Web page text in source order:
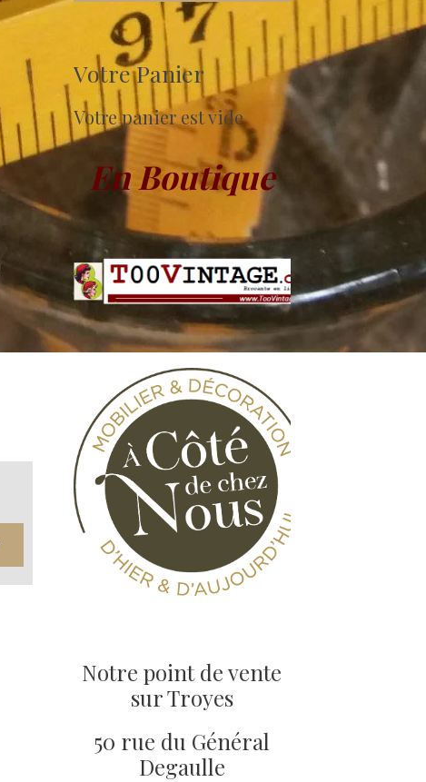
Votre Panier
Votre panier est vide
En Boutique
Notre point de vente
sur Troyes
50 rue du Général
Degaulle